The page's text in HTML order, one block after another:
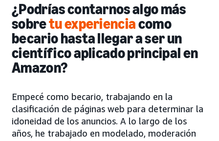
¿Podrías contarnos algo más
sobretu experienciacomo
becario hasta llegar a ser un
científico aplicado principal en
Amazon?
Empecé como becario, trabajando en la
clasificación de páginas web para determinar la
idoneidad de los anuncios. A lo largo de los
años, he trabajado en modelado, moderación